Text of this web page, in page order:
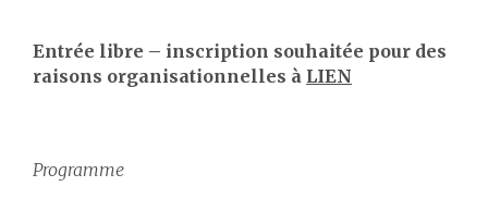
Entrée libre – inscription souhaitée pour des
raisons organisationnelles à LIEN
Programme